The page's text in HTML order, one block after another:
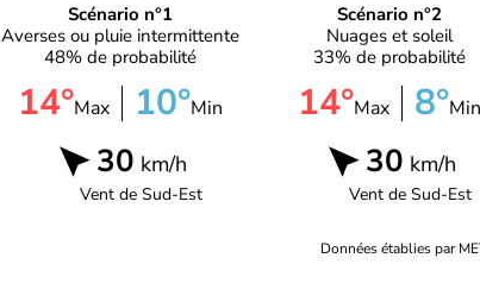
Scénario n°1
Averses ou pluie intermittente
48% de probabilité
14°Max 10°Min
30 km/h
Vent deSud-Est
Scénario n°2
Nuages et soleil
33% de probabilité
14°Max 8°Min
30 km/h
Vent deSud-Est
Données établies par